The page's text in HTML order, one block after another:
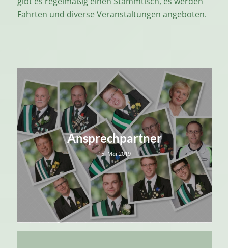
Fahrten und diverse Veranstaltungen angeboten.
Ansprechpartner
15. Mai 2019